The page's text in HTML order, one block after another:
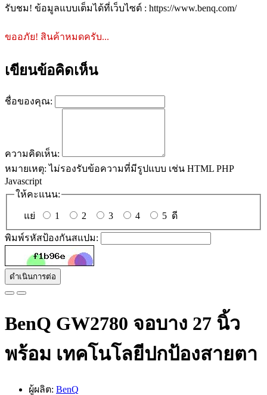
รับชม! ข้อมูลแบบเต็มได้ที่เว็บไซต์ : https://www.benq.com/
ขออภัย! สินค้าหมดครับ...
เขียนข้อคิดเห็น
ชื่อของคุณ:
ความคิดเห็น:
หมายเหตุ: ไม่รองรับข้อความที่มีรูปแบบ เช่น HTML PHP
Javascript
ให้คะแนน:
แย่ 1 2 3 4 5 ดี
พิมพ์รหัสป้องกันสแปม:
ดำเนินการต่อ
BenQ GW2780 จอบาง 27 นิ้ว
พร้อม เทคโนโลยีปกป้องสายตา
ผู้ผลิต: BenQ